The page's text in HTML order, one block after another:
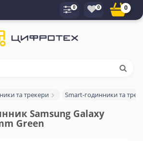
0
0 0
та трекери Smart-годинники та
Samsung Galaxy
Green